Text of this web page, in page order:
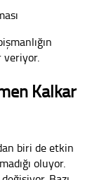
veriyor.
Kalkar
biri de etkin
oluyor.